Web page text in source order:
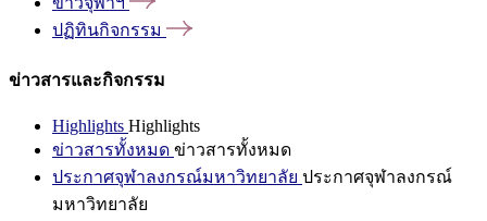
ปฏิทินกิจกรรม
ข่าวสารและกิจกรรม
Highlights Highlights
ข่าวสารทั้งหมด ข่าวสารทั้งหมด
ประกาศจุฬาลงกรณ์มหาวิทยาลัย ประกาศจุฬาลงกรณ์
มหาวิทยาลัย